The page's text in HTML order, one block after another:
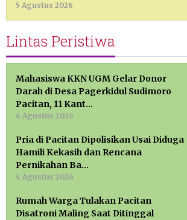
5 Agustus 2026
Lintas Peristiwa
Mahasiswa KKN UGM Gelar Donor
Darah di Desa Pagerkidul Sudimoro
Pacitan, 11 Kant…
6 Agustus 2026
Pria di Pacitan Dipolisikan Usai Diduga
Hamili Kekasih dan Rencana
Pernikahan Ba…
4 Agustus 2026
Rumah Warga Tulakan Pacitan
Disatroni Maling Saat Ditinggal